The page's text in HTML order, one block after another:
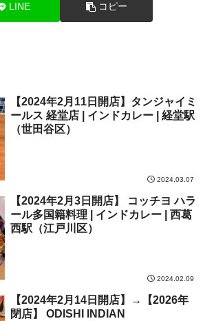
LINE コピー
【2024年2月11日開店】タンジャイミ
ールス 経堂店 | インドカレー | 経堂駅
（世田谷区）
2024.03.07
【2024年2月3日開店】 コッチヨ ハラ
ール多国籍料理 | インドカレー | 西葛
西駅（江戸川区）
2024.02.09
【2024年2月14日開店】→【2026年
閉店】 ODISHI INDIAN